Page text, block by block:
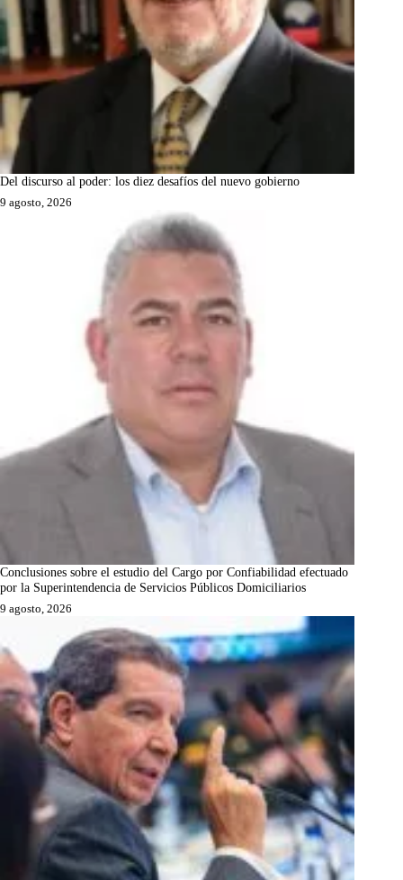
Del discurso al poder: los diez desafíos del nuevo gobierno
9 agosto, 2026
Conclusiones sobre el estudio del Cargo por Confiabilidad efectuado
por la Superintendencia de Servicios Públicos Domiciliarios
9 agosto, 2026